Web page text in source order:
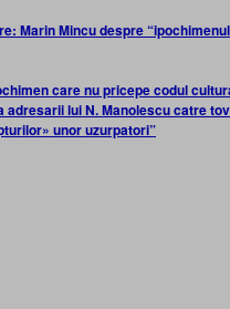
Marin Mincu despre
care nu pricepe codul
lui N. Manolescu catre
unor uzurpatori”